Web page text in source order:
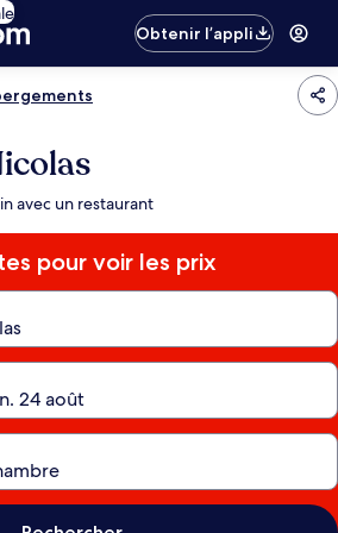
Obtenir l’appli
avec un restaurant
pour voir les prix